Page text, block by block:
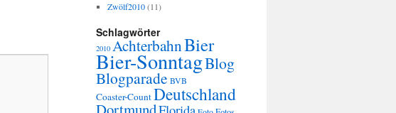
Zwölf2010(11)
Schlagwörter
2010 AchterbahnBier
Bier-SonntagBlog
Blogparade BVB
Coaster-CountDeutschland